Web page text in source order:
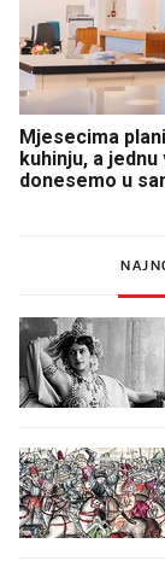
Mjesecima
kuhinju, a
donesemo u